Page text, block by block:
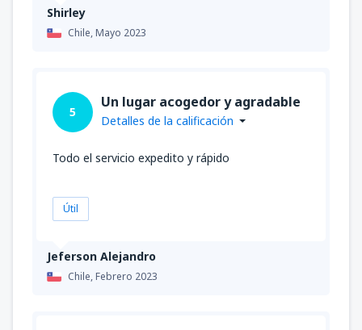
Shirley
Chile,Mayo 2023
Jeferson Alejandro
Chile,Febrero 2023
5
Un lugar acogedor y agradable
Detalles de la calificación
Todo el servicio expedito y rápido
Útil